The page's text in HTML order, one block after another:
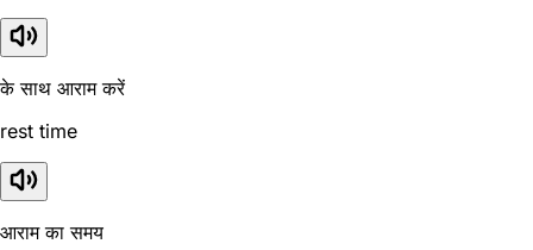
के साथ आराम करें
rest time
आराम का समय